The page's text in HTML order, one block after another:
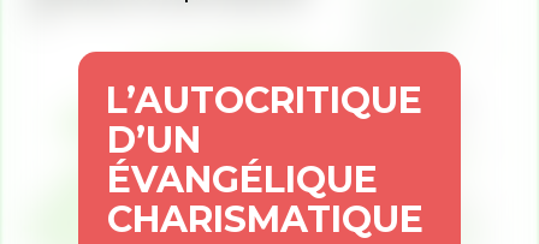
L’AUTOCRITIQUE
D’UN
ÉVANGÉLIQUE
CHARISMATIQUE